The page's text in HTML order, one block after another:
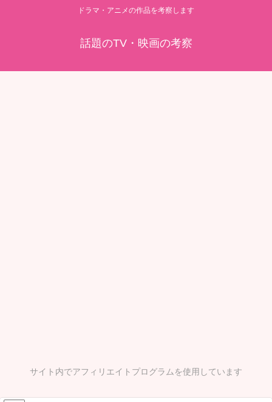
ドラマ・アニメの作品を考察します
話題のTV・映画の考察
サイト内でアフィリエイトプログラムを使用しています